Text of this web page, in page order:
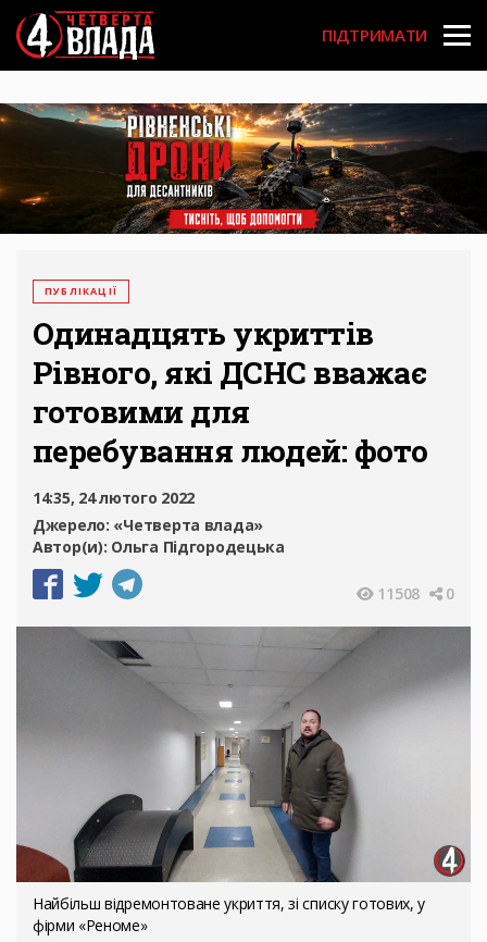
Перейти
до
основного
вмісту
User
account
menu
ПІДТРИМАТИ
ПУБЛІКАЦІЇ
Одинадцять укриттів
Рівного, які ДСНС вважає
готовими для
перебування людей: фото
14:35, 24 лютого 2022
Джерело: «Четверта влада»
Автор(и): Ольга Підгородецька
11508 0
Найбільш відремонтоване укриття, зі списку готових, у
фірми «Реноме»